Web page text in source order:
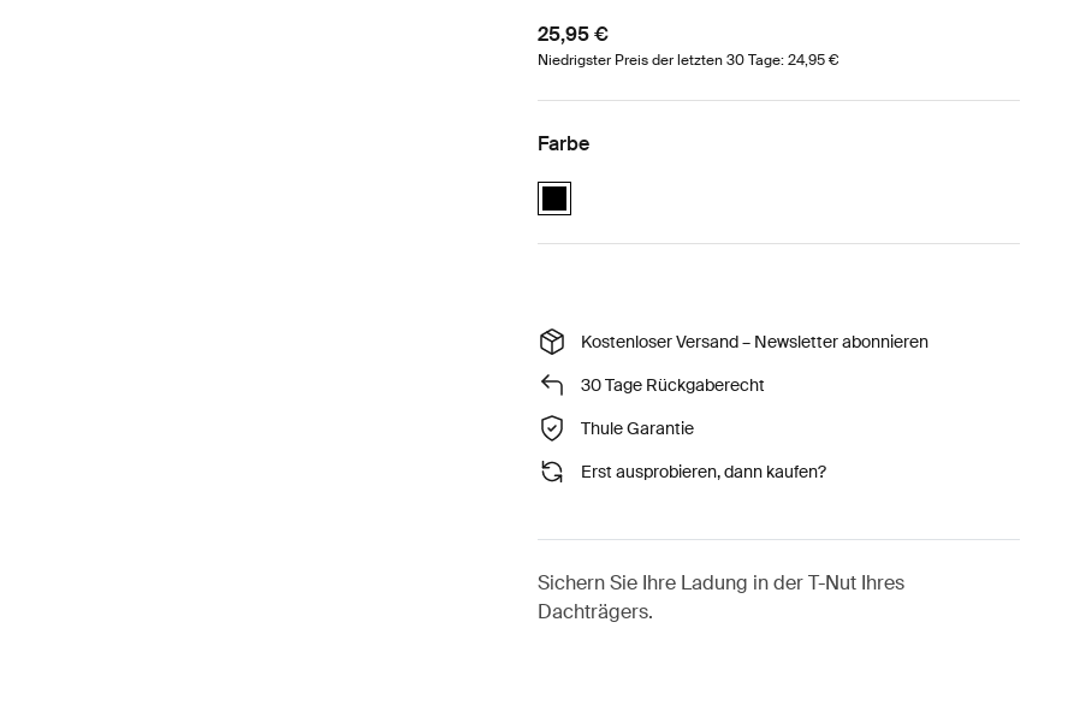
25,95 €
Niedrigster Preis der letzten 30 Tage: 24,95 €
Farbe
Thule eye bolt Schwarz (selected)
Kostenloser Versand – Newsletter abonnieren
30 Tage Rückgaberecht
Thule Garantie
Erst ausprobieren, dann kaufen?
Sichern Sie Ihre Ladung in der T-Nut Ihres
Dachträgers.